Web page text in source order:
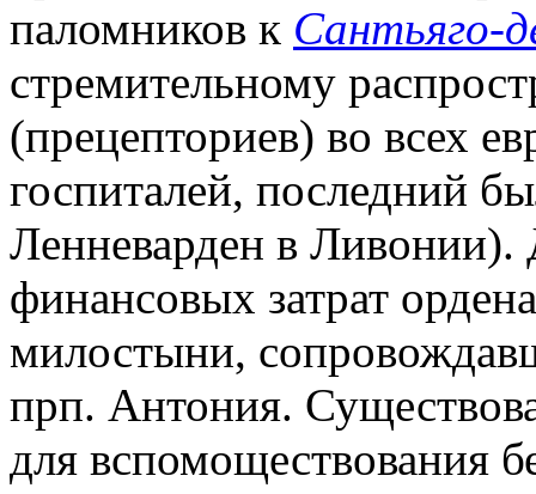
паломников к Сантьяго-
стремительному
(прецепториев) во всех
госпиталей, последний
Ленневарден в
финансовых затрат
милостыни,
прп. Антония.
для вспомоществования